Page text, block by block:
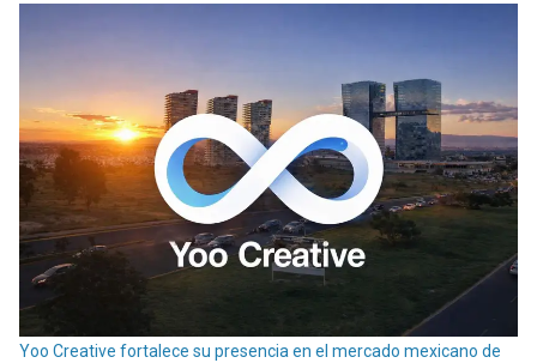
Yoo Creative fortalece su presencia en el mercado mexicano de